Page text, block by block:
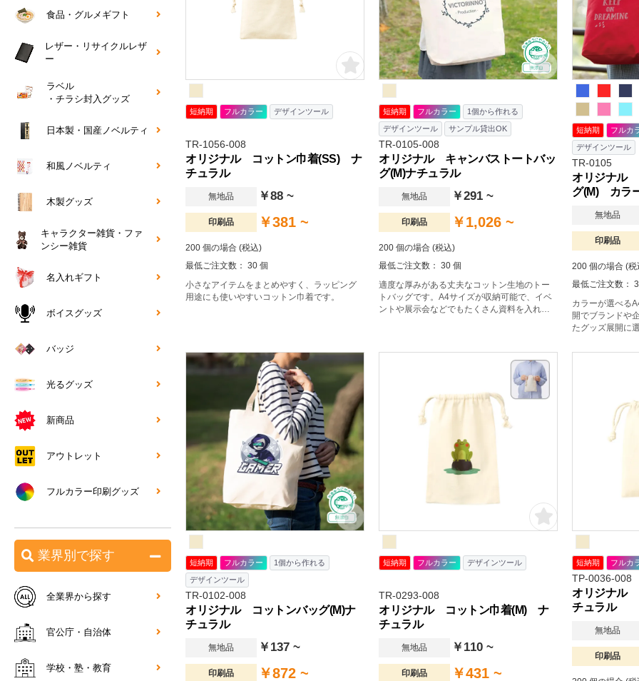
短納期 フルカラー デザインツール
TR-1056-008
オリジナル コットン巾着(SS) ナ
チュラル
無地品 ￥88 ~
印刷品 ￥381 ~
200 個の場合 (税込)
最低ご注文数： 30 個
小さなアイテムをまとめやすく、ラッピング
用途にも使いやすいコットン巾着です。
短納期 フルカラー
1個から作れる
デザインツール
サンプル貸出OK
TR-0105-008
オリジナル キャンバストートバッ
グ(M)ナチュラル
無地品 ￥291 ~
印刷品 ￥1,026 ~
200 個の場合 (税込)
最低ご注文数： 30 個
適度な厚みがある丈夫なコットン生地のトー
トバッグです。A4サイズが収納可能で、イベ
ントや展示会などでもたくさん資料を入れら
としてもおすすめです。※エコマーク付
短納期
フルカ
デザインツール
TR-0105
オリジナル
グ(M) カラ
無地品
印刷品
200 個の場合 (税
最低ご注文数：
カラーが選べる
開でブランドや
たグッズ展開に
グで、マチも広
い用途でご好評
短納期 フルカラー
1個から作れる
デザインツール
TR-0102-008
オリジナル コットンバッグ(M)ナ
チュラル
無地品 ￥137 ~
印刷品 ￥872 ~
短納期 フルカラー デザインツール
TR-0293-008
オリジナル コットン巾着(M) ナ
チュラル
無地品 ￥110 ~
印刷品 ￥431 ~
短納期 フルカ
TP-0036-008
オリジナル
チュラル
無地品
印刷品
食品・グルメギフト
レザー・リサイクルレザ
ー
ラベル
・チラシ封入グッズ
日本製・国産ノベルティ
和風ノベルティ
木製グッズ
キャラクター雑貨・ファ
ンシー雑貨
名入れギフト
ボイスグッズ
バッジ
光るグッズ
新商品
アウトレット
フルカラー印刷グッズ
業界別で探す
全業界から探す
官公庁・自治体
学校・塾・教育